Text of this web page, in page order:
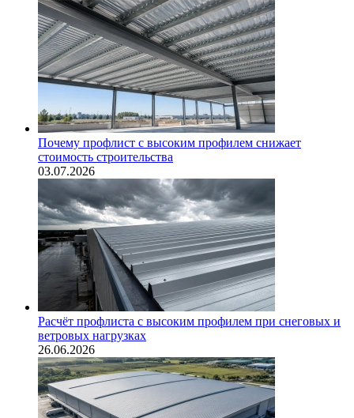
Почему профлист с высоким профилем снижает
стоимость строительства
03.07.2026
Расчёт профлиста с высоким профилем при снеговых и
ветровых нагрузках
26.06.2026